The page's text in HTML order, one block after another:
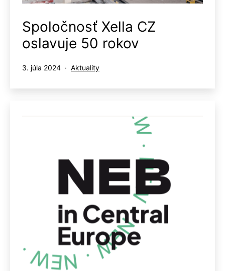
Spoločnosť Xella CZ
oslavuje 50 rokov
Publikované
3. júla 2024
Kategorizované
Aktuality